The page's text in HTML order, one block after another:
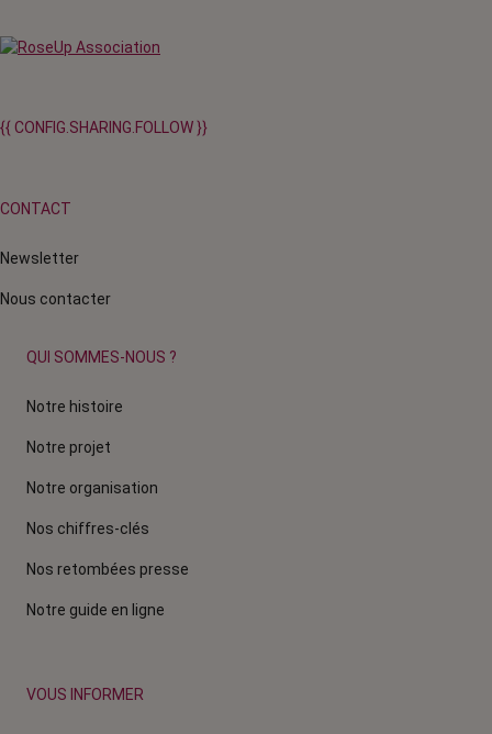
{{ CONFIG.SHARING.FOLLOW }}
CONTACT
Newsletter
Nous contacter
QUI SOMMES-NOUS ?
Notre histoire
Notre projet
Notre organisation
Nos chiffres-clés
Nos retombées presse
Notre guide en ligne
VOUS INFORMER